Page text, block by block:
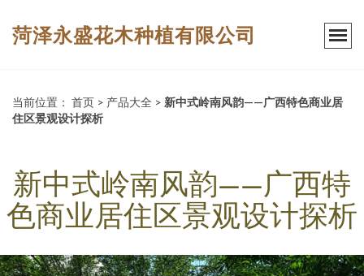
菏泽永盛花木种植有限公司
当前位置： 首页 > 产品大全 > 新中式岭南风韵——广西特色商业居
住区景观设计探析
新中式岭南风韵——广西特
色商业居住区景观设计探析